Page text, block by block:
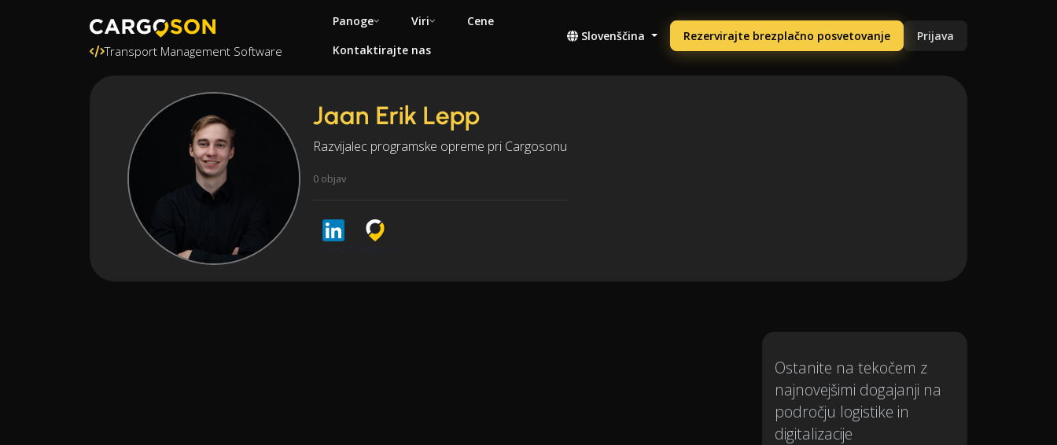
Transport Management Software
Panoge Viri
Cene
Kontaktirajte nas
Slovenščina Rezervirajte brezplačno posvetovanje Prijava
Jaan Erik Lepp
Razvijalec programske opreme pri Cargosonu
0 objav
Ostanite na tekočem z
najnovejšimi dogajanji na
področju logistike in
digitalizacije